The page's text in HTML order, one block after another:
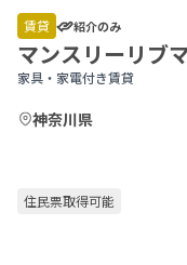
賃貸 紹介のみ
マンスリーリブ
家具・家電付き賃貸
神奈川県
住民票取得可能